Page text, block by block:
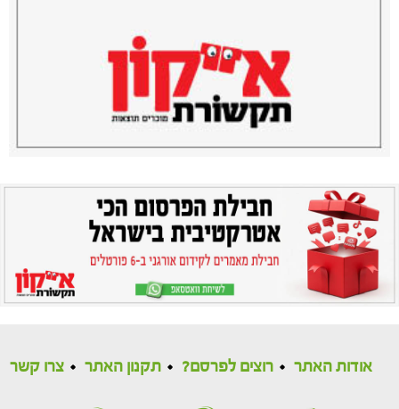
אודות האתר רוצים לפרסם? תקנון האתר צרו קשר